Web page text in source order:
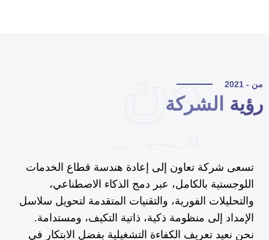
من
نحن
- 2021
الشركة
تسعى شركة تعاون إلى إعادة هندسة قطاع الخدمات
اللوجستية بالكامل، عبر دمج الذكاء الاصطناعي،
والتحليلات الفورية، والتقنيات المتقدمة لتحويل سلاسل
الإمداد إلى منظومة ذكية، ذاتية التكيف، ومستدامة.
نحن نعيد تعريف الكفاءة التشغيلية بفضل الابتكار في